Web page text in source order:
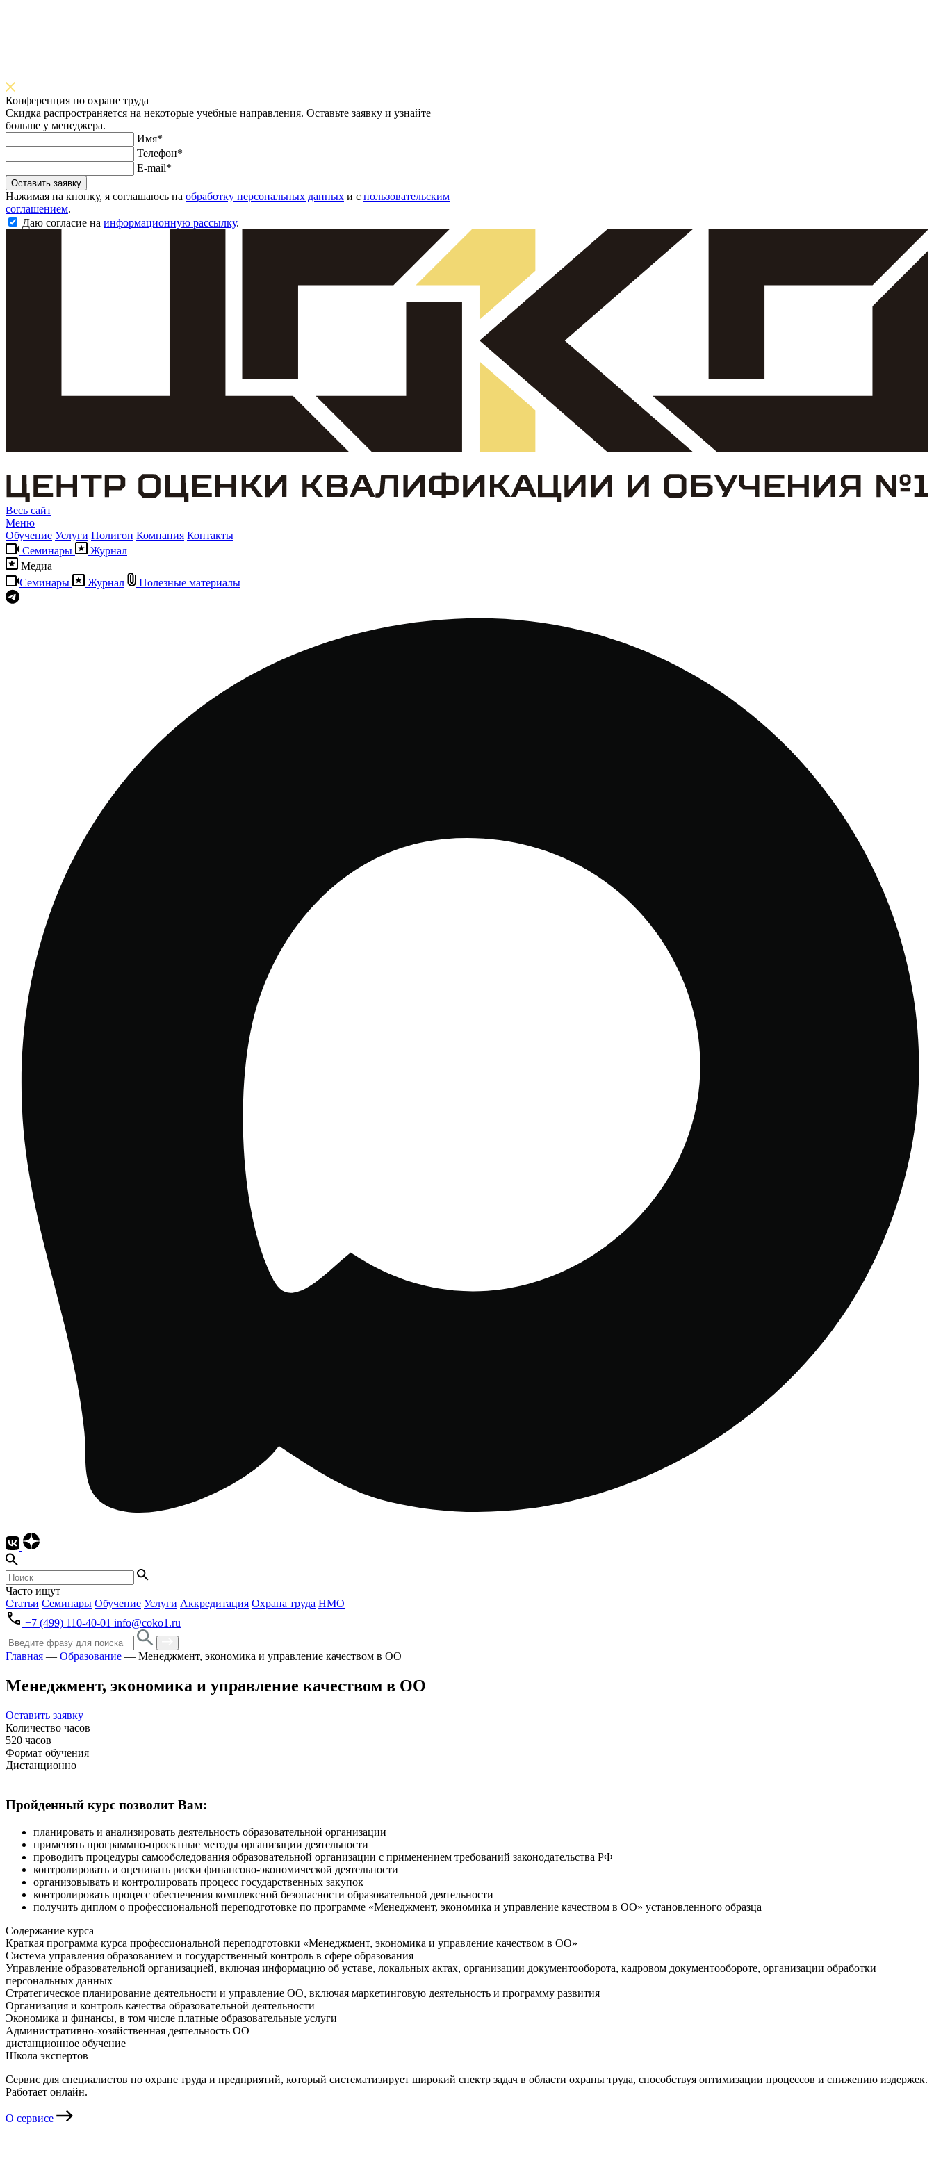
Конференция по охране труда
Скидка распространяется на некоторые учебные направления. Оставьте заявку и узнайте
больше у менеджера.
Имя*
Телефон*
E-mail*
Оставить заявку
Нажимая на кнопку, я соглашаюсь на обработку персональных данных и с пользовательским
соглашением.
Даю согласие на информационную рассылку.
Весь сайт
Меню
Обучение Услуги Полигон Компания Контакты
Семинары
Журнал
Медиа
Семинары
Журнал Полезные материалы
Часто ищут
Статьи Семинары Обучение Услуги Аккредитация Охрана труда НМО
+7 (499) 110-40-01 info@coko1.ru
Главная — Образование — Менеджмент, экономика и управление качеством в ОО
Менеджмент, экономика и управление качеством в ОО
Оставить заявку
Количество часов
520 часов
Формат обучения
Дистанционно
Пройденный курс позволит Вам:
планировать и анализировать деятельность образовательной организации
применять программно-проектные методы организации деятельности
проводить процедуры самообследования образовательной организации с применением требований законодательства РФ
контролировать и оценивать риски финансово-экономической деятельности
организовывать и контролировать процесс государственных закупок
контролировать процесс обеспечения комплексной безопасности образовательной деятельности
получить диплом о профессиональной переподготовке по программе «Менеджмент, экономика и управление качеством в ОО» установленного образца
Содержание курса
Краткая программа курса профессиональной переподготовки «Менеджмент, экономика и управление качеством в ОО»
Система управления образованием и государственный контроль в сфере образования
Управление образовательной организацией, включая информацию об уставе, локальных актах, организации документооборота, кадровом документообороте, организации обработки
персональных данных
Стратегическое планирование деятельности и управление ОО, включая маркетинговую деятельность и программу развития
Организация и контроль качества образовательной деятельности
Экономика и финансы, в том числе платные образовательные услуги
Административно-хозяйственная деятельность ОО
дистанционное обучение
Школа экспертов
Сервис для специалистов по охране труда и предприятий, который систематизирует широкий спектр задач в области охраны труда, способствуя оптимизации процессов и снижению издержек.
Работает онлайн.
О сервисе